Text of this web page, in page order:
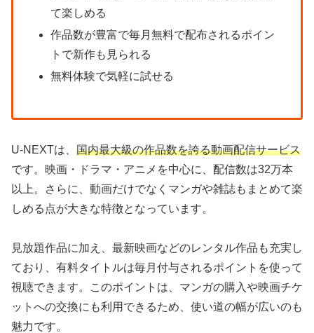
て楽しめる
作品数が豊富で毎月無料で配布されるポイン
トで新作も見られる
無料体験で気軽に試せる
U-NEXTは、 国内最大級の作品数を誇る動画配信サービス
です。映画・ドラマ・アニメを中心に、配信数は32万本
以上。さらに、動画だけでなくマンガや雑誌もまとめて楽
しめる点が大きな特徴となっています。
見放題作品に加え、最新映画などのレンタル作品も充実し
ており、有料タイトルは毎月付与されるポイントを使って
視聴できます。このポイントは、マンガの購入や映画チケ
ットへの交換にも利用できるため、使い道の幅が広いのも
魅力です。